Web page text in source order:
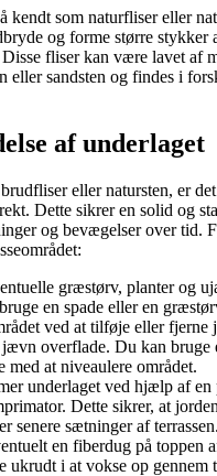
kendt som naturfliser eller
og forme større stykker
Disse fliser kan være lavet af
eller sandsten og findes i
af underlaget
eller natursten, er
Dette sikrer en solid og
og bevægelser over tid.
græstørv, planter og
en spade eller en
ved at tilføje eller fjerne
jævn overflade. Du kan bruge
med at niveaulere området.
underlaget ved hjælp af en
Dette sikrer, at
senere sætninger af terrassen.
en fiberdug på toppen
ukrudt i at vokse op gennem